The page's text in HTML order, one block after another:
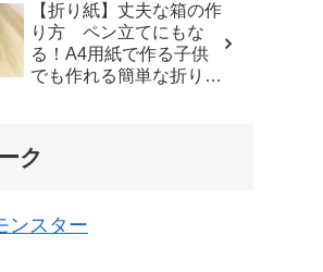
ひ！【おりがみ】 - ゆい
のおりがみ研究室
【折り紙】丈夫な箱の作
り方 ペン立てにもな
る！A4用紙で作る子供
でも作れる簡単な折り
ク
ンスター